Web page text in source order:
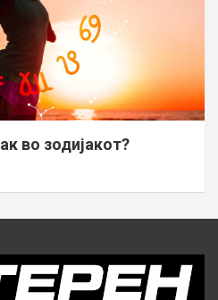
во зодијакот?